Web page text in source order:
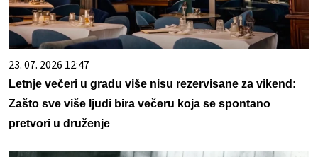
23. 07. 2026 12:47
Letnje večeri u gradu više nisu rezervisane za vikend:
Zašto sve više ljudi bira večeru koja se spontano
pretvori u druženje